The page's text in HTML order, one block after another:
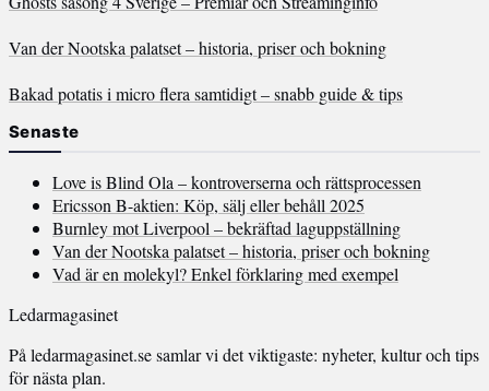
Van der Nootska palatset – historia, priser och bokning
Bakad potatis i micro flera samtidigt – snabb guide & tips
Senaste
Love is Blind Ola – kontroverserna och rättsprocessen
Ericsson B-aktien: Köp, sälj eller behåll 2025
Burnley mot Liverpool – bekräftad laguppställning
Van der Nootska palatset – historia, priser och bokning
Vad är en molekyl? Enkel förklaring med exempel
Ledarmagasinet
På ledarmagasinet.se samlar vi det viktigaste: nyheter, kultur och tips
för nästa plan.